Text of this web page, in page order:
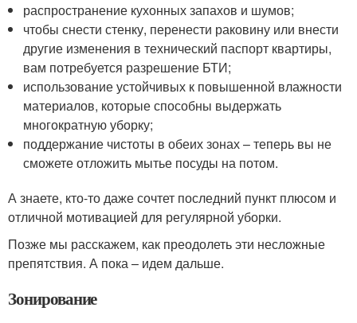
распространение кухонных запахов и шумов;
чтобы снести стенку, перенести раковину или внести
другие изменения в технический паспорт квартиры,
вам потребуется разрешение БТИ;
использование устойчивых к повышенной влажности
материалов, которые способны выдержать
многократную уборку;
поддержание чистоты в обеих зонах – теперь вы не
сможете отложить мытье посуды на потом.
А знаете, кто-то даже сочтет последний пункт плюсом и
отличной мотивацией для регулярной уборки.
Позже мы расскажем, как преодолеть эти несложные
препятствия. А пока – идем дальше.
Зонирование